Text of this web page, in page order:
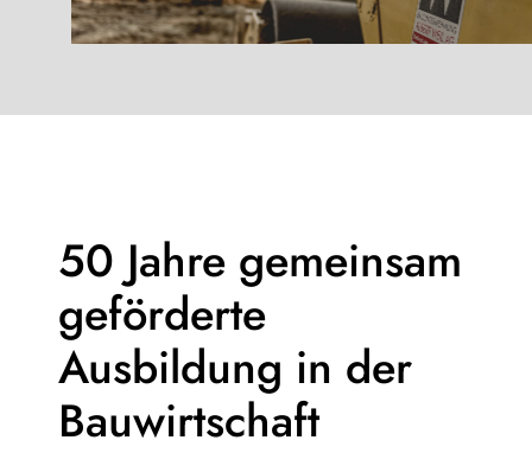
50 Jahre gemeinsam
geförderte
Ausbildung in der
Bauwirtschaft